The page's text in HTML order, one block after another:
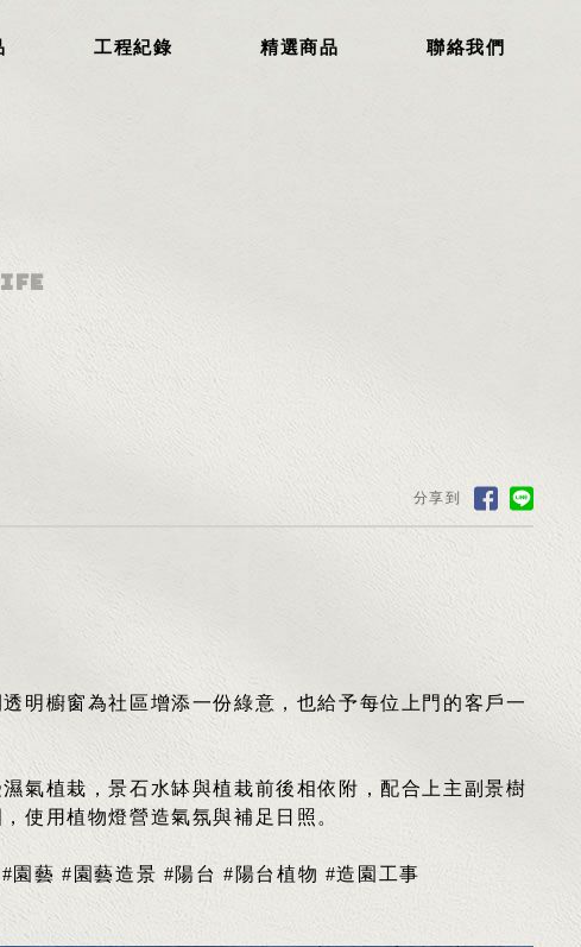
工程紀錄 精選商品 聯絡我們
分享到
明櫥窗為社區增添一份綠意，也給予每位上門的客戶一
氣植栽，景石水缽與植栽前後相依附，配合上主副景樹
使用植物燈營造氣氛與補足日照。
藝 #園藝造景 #陽台 #陽台植物 #造園工事